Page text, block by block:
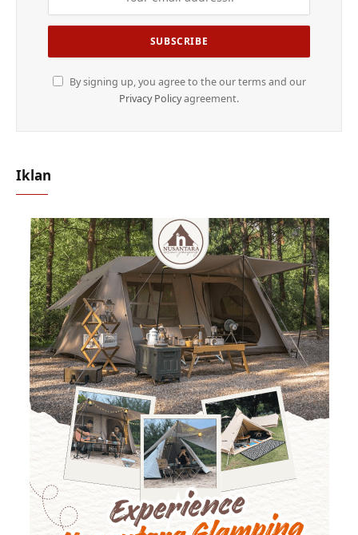
By signing up, you agree to the our terms and our
Privacy Policyagreement.
Iklan